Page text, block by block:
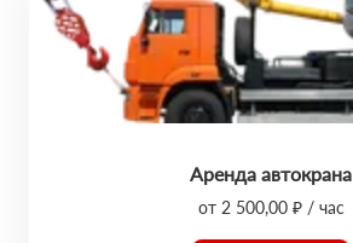
Аренда автокрана
от 2 500,00 ₽ / час